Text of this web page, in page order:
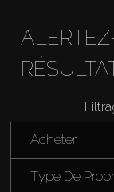
Louer
Vendre
Acheter
Type De